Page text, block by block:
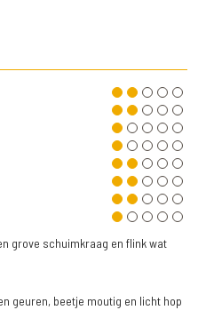
grove schuimkraag en flink wat
geuren, beetje moutig en licht hop